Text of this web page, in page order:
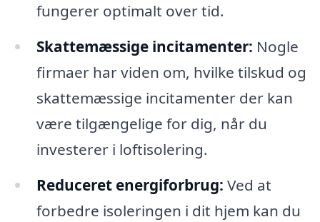
fungerer optimalt over tid.
Skattemæssige incitamenter: Nogle
firmaer har viden om, hvilke tilskud og
skattemæssige incitamenter der kan
være tilgængelige for dig, når du
investerer i loftisolering.
Reduceret energiforbrug: Ved at
forbedre isoleringen i dit hjem kan du